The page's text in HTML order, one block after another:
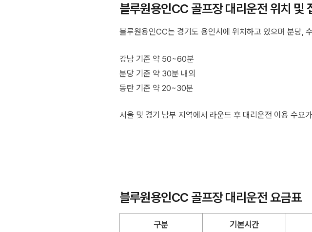
블루원용인CC 골프장 대리운전 위치 및
블루원용인CC는 경기도 용인시에 위치하고 있으며 분당,
강남 기준 약 50~60분
분당 기준 약 30분 내외
동탄 기준 약 20~30분
서울 및 경기 남부 지역에서 라운드 후 대리운전 이용 수요
블루원용인CC 골프장 대리운전 요금표
구분 기본시간